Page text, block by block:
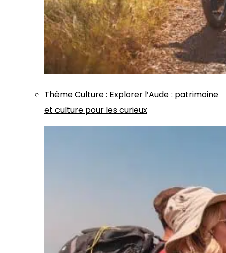
ThèmeCulture: Explorer l’Aude : patrimoine
et culture pour les curieux